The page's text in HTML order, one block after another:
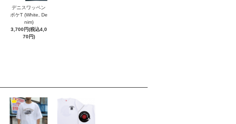
デニスワッペン
ポケT (White, De
nim)
3,700円(税込4,0
70円)